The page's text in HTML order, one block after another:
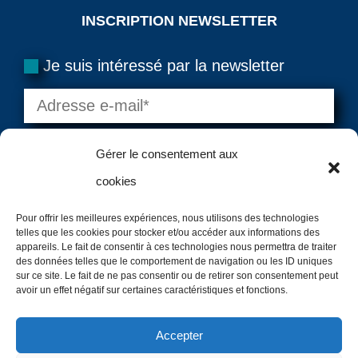
Gérer le consentement aux
cookies
Pour offrir les meilleures expériences, nous utilisons des technologies
telles que les cookies pour stocker et/ou accéder aux informations des
appareils. Le fait de consentir à ces technologies nous permettra de traiter
des données telles que le comportement de navigation ou les ID uniques
sur ce site. Le fait de ne pas consentir ou de retirer son consentement peut
avoir un effet négatif sur certaines caractéristiques et fonctions.
Accepter
INSCRIPTION NEWSLETTER
Je suis intéressé par la newsletter
15 + 2= VALIDER
Copyright @2024 – Canoe Diffusion – Tous droits
Réservés